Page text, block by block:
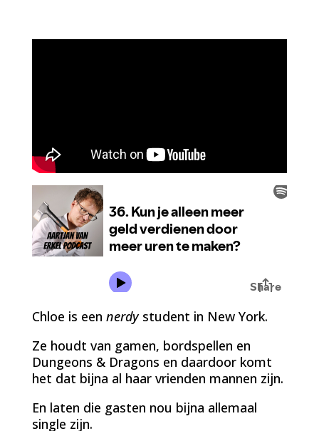
Chloe is een nerdystudent in New York.
Ze houdt van gamen, bordspellen en
Dungeons & Dragons en daardoor komt
het dat bijna al haar vrienden mannen zijn.
En laten die gasten nou bijna allemaal
single zijn.